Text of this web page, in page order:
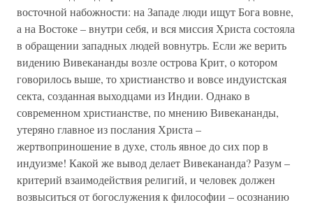
восточной набожности: на Западе люди ищут Бога вовне,
а на Востоке – внутри себя, и вся миссия Христа состояла
в обращении западных людей вовнутрь. Если же верить
видению Вивекананды возле острова Крит, о котором
говорилось выше, то христианство и вовсе индуистская
секта, созданная выходцами из Индии. Однако в
современном христианстве, по мнению Вивекананды,
утеряно главное из послания Христа –
жертвоприношение в духе, столь явное до сих пор в
индуизме! Какой же вывод делает Вивекананда? Разум –
критерий взаимодействия религий, и человек должен
возвыситься от богослужения к философии – осознанию